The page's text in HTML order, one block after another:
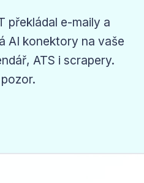
překládal e-maily a
AI konektory na vaše
ATS i scrapery.